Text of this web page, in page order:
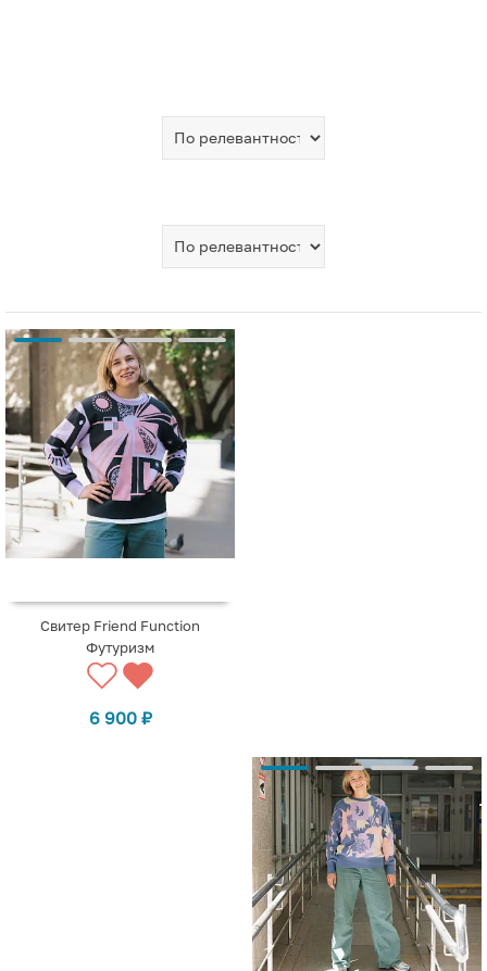
Свитер Friend Function
Футуризм
6 900 ₽